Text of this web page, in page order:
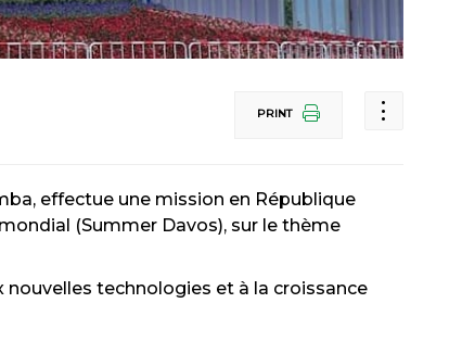
PRINT
effectue une mission en République
(Summer Davos), sur le thème
technologies et à la croissance